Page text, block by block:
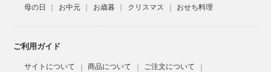
母の日 お中元 お歳暮 クリスマス おせち料理
ご利用ガイド
サイトについて 商品について ご注文について